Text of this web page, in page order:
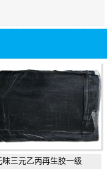
味三元乙丙再生胶一级